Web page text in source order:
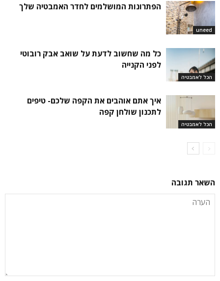
uneed
הפתרונות המושלמים לחדר האמבטיה שלך
הכל לאמבטיה
כל מה שחשוב לדעת על שואב אבק רובוטי
לפני הקנייה
הכל לאמבטיה
איך אתם אוהבים את הקפה שלכם- טיפים
לתכנון שולחן קפה
השאר תגובה